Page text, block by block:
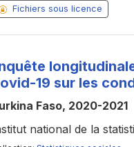
Fichiers sous licence
19 sur les
Faso, 2020-2021
national de la